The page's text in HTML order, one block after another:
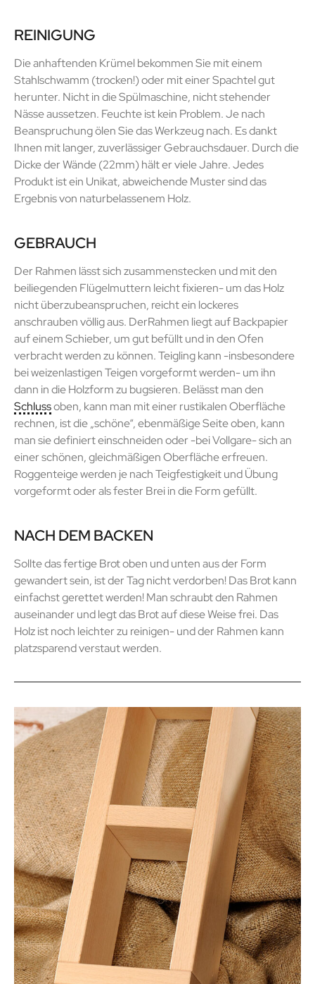
REINIGUNG
Die anhaftenden Krümel bekommen Sie mit einem
Stahlschwamm (trocken!) oder mit einer Spachtel gut
herunter. Nicht in die Spülmaschine, nicht stehender
Nässe aussetzen. Feuchte ist kein Problem. Je nach
Beanspruchung ölen Sie das Werkzeug nach. Es dankt
Ihnen mit langer, zuverlässiger Gebrauchsdauer. Durch die
Dicke der Wände (22mm) hält er viele Jahre. Jedes
Produkt ist ein Unikat, abweichende Muster sind das
Ergebnis von naturbelassenem Holz.
GEBRAUCH
Der Rahmen lässt sich zusammenstecken und mit den
beiliegenden Flügelmuttern leicht fixieren- um das Holz
nicht überzubeanspruchen, reicht ein lockeres
anschrauben völlig aus. DerRahmen liegt auf Backpapier
auf einem Schieber, um gut befüllt und in den Ofen
verbracht werden zu können. Teigling kann -insbesondere
bei weizenlastigen Teigen vorgeformt werden- um ihn
dann in die Holzform zu bugsieren. Belässt man den
Schlussoben, kann man mit einer rustikalen Oberfläche
rechnen, ist die „schöne“, ebenmäßige Seite oben, kann
man sie definiert einschneiden oder -bei Vollgare- sich an
einer schönen, gleichmäßigen Oberfläche erfreuen.
Roggenteige werden je nach Teigfestigkeit und Übung
vorgeformt oder als fester Brei in die Form gefüllt.
NACH DEM BACKEN
Sollte das fertige Brot oben und unten aus der Form
gewandert sein, ist der Tag nicht verdorben! Das Brot kann
einfachst gerettet werden! Man schraubt den Rahmen
auseinander und legt das Brot auf diese Weise frei. Das
Holz ist noch leichter zu reinigen- und der Rahmen kann
platzsparend verstaut werden.